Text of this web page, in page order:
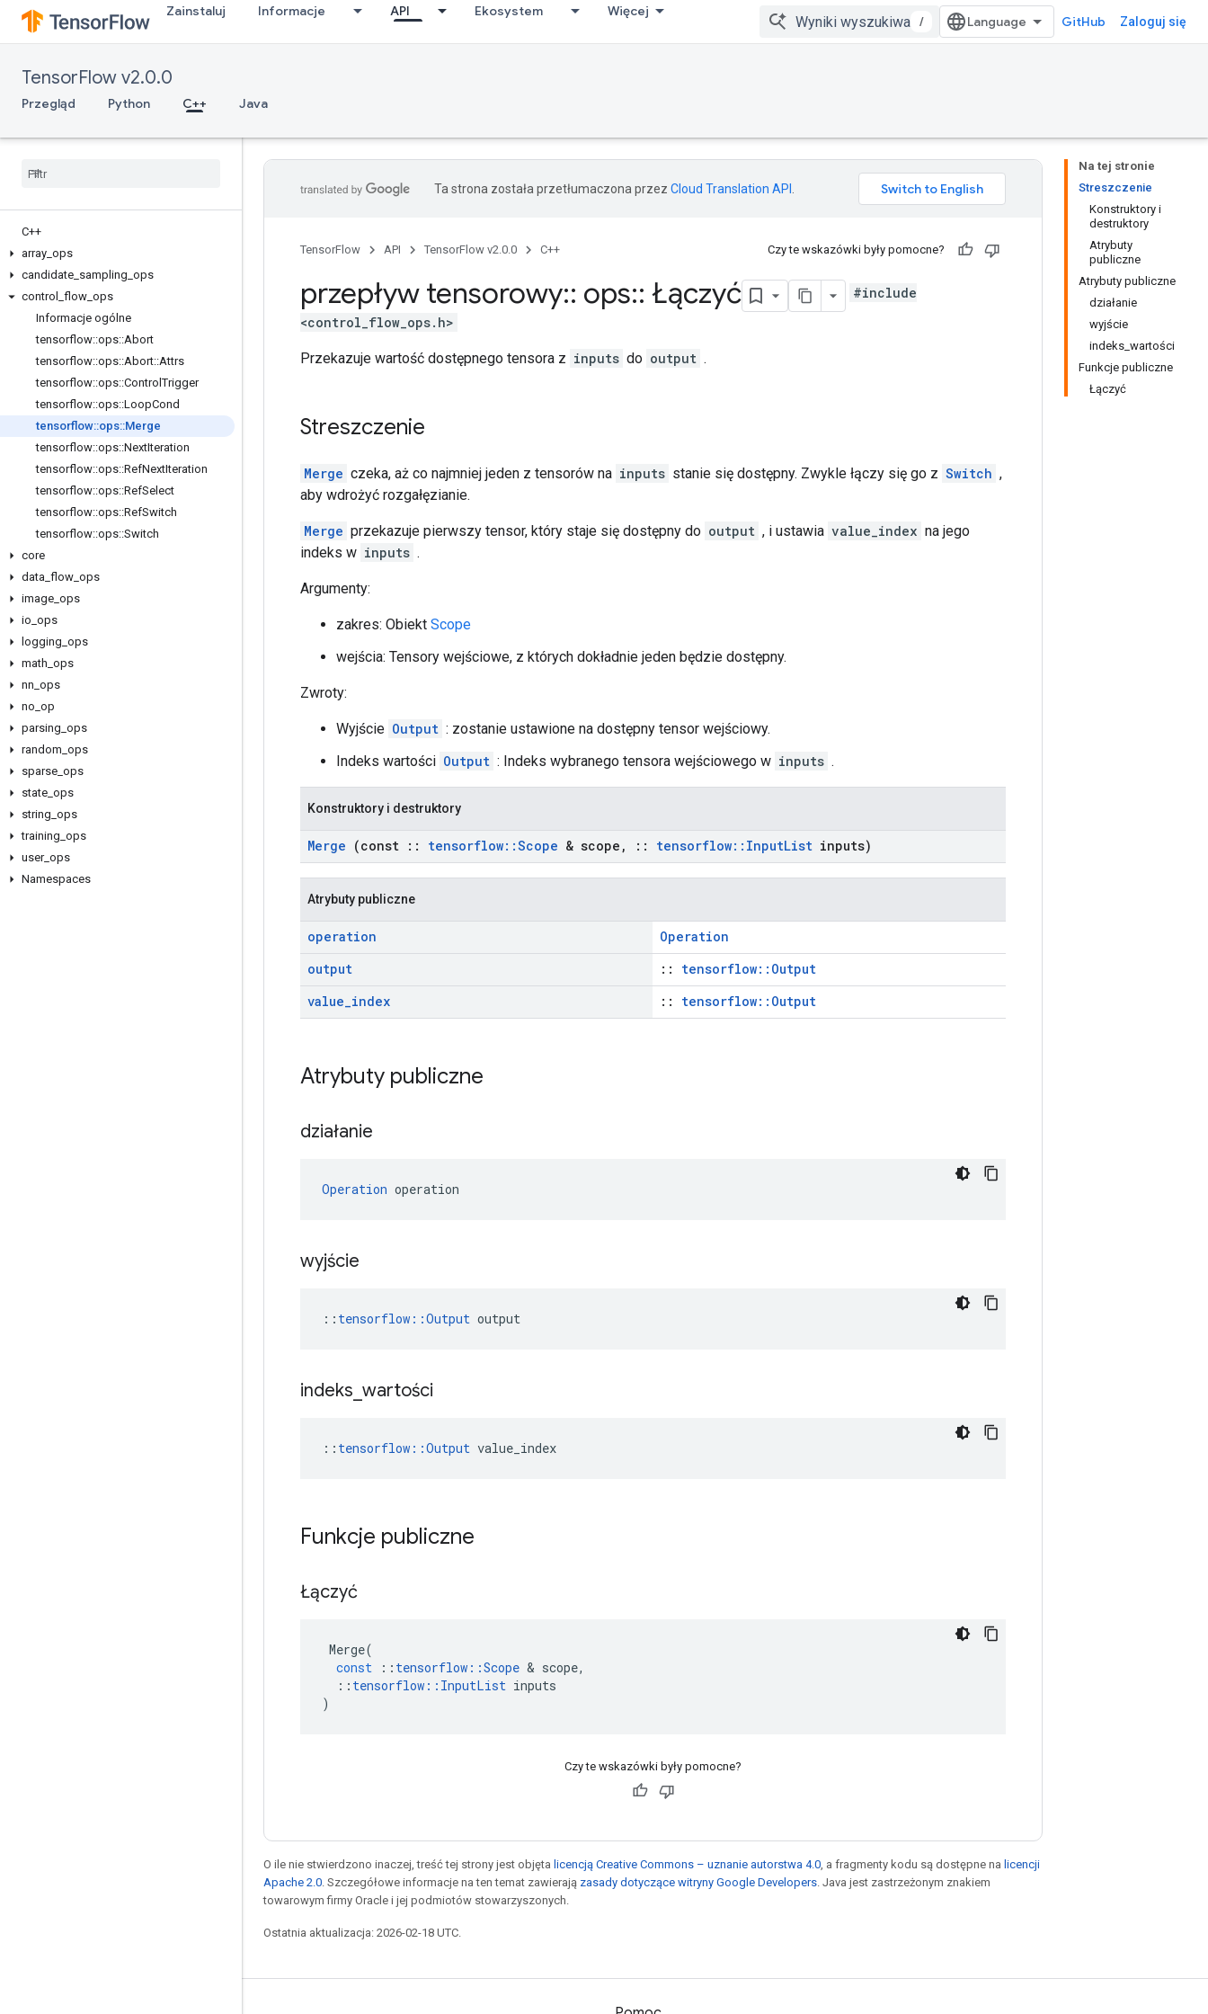
Zainstaluj Informacje API Ekosystem Więcej
/ GitHub Zaloguj się
TensorFlow v2.0.0
Przegląd Python C++ Java
C++
array ops
candidate sampling ops
control
flow ops
Informacje ogólne
tensorflow::ops::Abort
tensorflow::ops::Abort::Attrs
tensorflow::ops::ControlTrigger
tensorflow::ops::LoopCond
tensorflow::ops::Merge
tensorflow::ops::NextIteration
tensorflow::ops::RefNextIteration
tensorflow::ops::RefSelect
tensorflow::ops::RefSwitch
tensorflow::ops::Switch
core
data flow ops
image ops
io ops
logging ops
math ops
nn ops
no op
parsing ops
random ops
sparse ops
state ops
string ops
training ops
user_ ops
Namespaces
Na tej stronie
Streszczenie
Konstruktory i
destruktory
Atrybuty
publiczne
Atrybuty publiczne
działanie
wyjście
indeks_wartości
Funkcje publiczne
Łączyć
Ta strona została przetłumaczona przez Cloud Translation API
TensorFlow API TensorFlow v2.0.0 C++ Czy te wskazówki były pomocne?
przepływ tensorowy:: ops:: Łączyć
#include
<control_flow_ops.h>
Przekazuje wartość dostępnego tensora z inputs do output .
Streszczenie
Merge czeka, aż co najmniej jeden z tensorów na inputs stanie się dostępny. Zwykle łączy się go z Switch ,
aby wdrożyć rozgałęzianie.
Merge przekazuje pierwszy tensor, który staje się dostępny do output , i ustawia value_index na jego
indeks w inputs .
Argumenty:
zakres: Obiekt Scope
wejścia: Tensory wejściowe, z których dokładnie jeden będzie dostępny.
Zwroty:
Wyjście Output : zostanie ustawione na dostępny tensor wejściowy.
Indeks wartości Output : Indeks wybranego tensora wejściowego w inputs .
Konstruktory i destruktory
Merge (const :: tensorflow::Scope & scope , :: tensorflow:: InputList inputs)
Atrybuty publiczne
operation
Operation
output
:: tensorflow::Output
value_index :: tensorflow::Output
Atrybuty publiczne
działanie
Operation operation
wyjście
:: tensorflow::Output output
indeks wartości
:: tensorflow::Output value_index
Funkcje publiczne
Łączyć
Merge(
const
:: tensorflow ::Scope & scope,
:: tensorflow :: InputList inputs
)
Czy te wskazówki były pomocne?
O ile nie stwierdzono inaczej, treść tej strony jest objęta licencją Creative Commons – uznanie autorstwa 4.0 , a fragmenty kodu są dostępne na licencji
Apache 2.0 . Szczegółowe informacje na ten temat zawierają zasady dotyczące witryny Google Developers . Java jest zastrzeżonym znakiem
towarowym firmy Oracle i jej podmiotów stowarzyszonych.
Ostatnia aktualizacja: 2026-02-18 UTC.